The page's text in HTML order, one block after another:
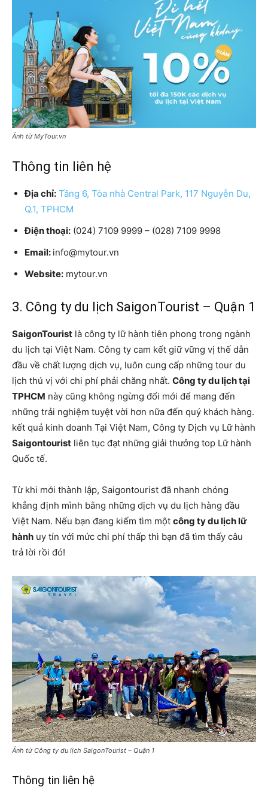
Ảnh từ MyTour.vn
Thông tin liên hệ
Địa chỉ: Tầng 6, Tòa nhà Central Park, 117 Nguyễn Du,
Q.1, TPHCM
Điện thoại: (024) 7109 9999 – (028) 7109 9998
Email: info@mytour.vn
Website: mytour.vn
3. Công ty du lịch SaigonTourist – Quận 1
SaigonTourist là công ty lữ hành tiên phong trong ngành
du lịch tại Việt Nam. Công ty cam kết giữ vững vị thế dẫn
đầu về chất lượng dịch vụ, luôn cung cấp những tour du
lịch thú vị với chi phí phải chăng nhất. Công ty du lịch tại
TPHCM này cũng không ngừng đổi mới để mang đến
những trải nghiệm tuyệt vời hơn nữa đến quý khách hàng.
kết quả kinh doanh Tại Việt Nam, Công ty Dịch vụ Lữ hành
Saigontourist liên tục đạt những giải thưởng top Lữ hành
Quốc tế.
Từ khi mới thành lập, Saigontourist đã nhanh chóng
khẳng định mình bằng những dịch vụ du lịch hàng đầu
Việt Nam. Nếu bạn đang kiếm tìm một công ty du lịch lữ
hành uy tín với mức chi phí thấp thì bạn đã tìm thấy câu
trả lời rồi đó!
Ảnh từ Công ty du lịch SaigonTourist – Quận 1
Thông tin liên hệ